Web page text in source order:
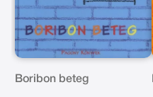
Boribon beteg